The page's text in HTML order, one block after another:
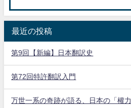
最近の投稿
第9回【新編】日本翻訳史
第72回特許翻訳入門
万世一系の奇跡が語る、日本の「權